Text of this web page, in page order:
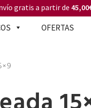
OFERTAS
gratis a partir de